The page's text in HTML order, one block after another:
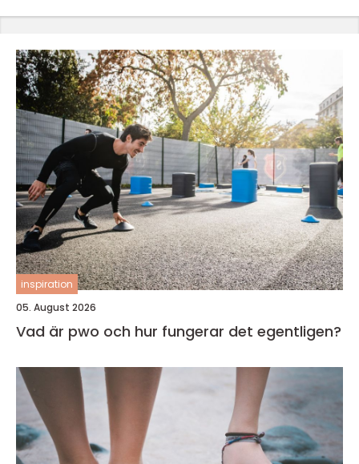
inspiration
05. August 2026
Vad är pwo och hur fungerar det egentligen?